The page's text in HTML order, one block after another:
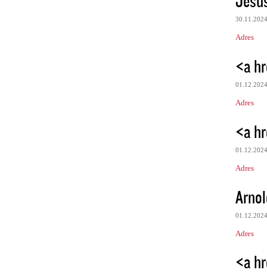
30.11.2024
Adres
<a
01.12.2024
Adres
<a
01.12.2024
Adres
01.12.2024
Adres
<a